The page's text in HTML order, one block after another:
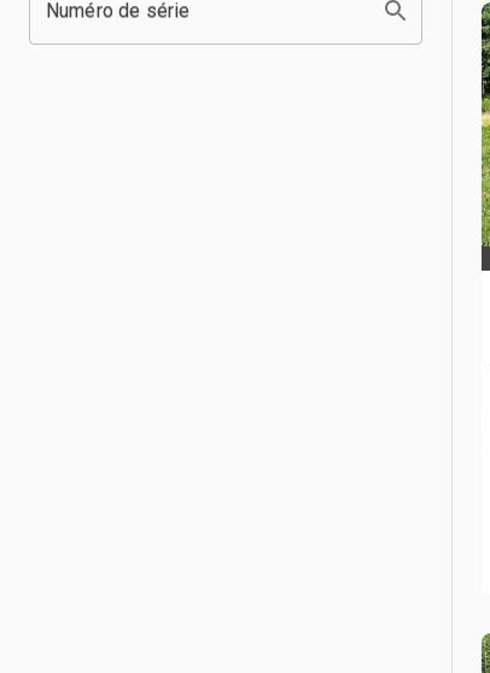
Numéro de série